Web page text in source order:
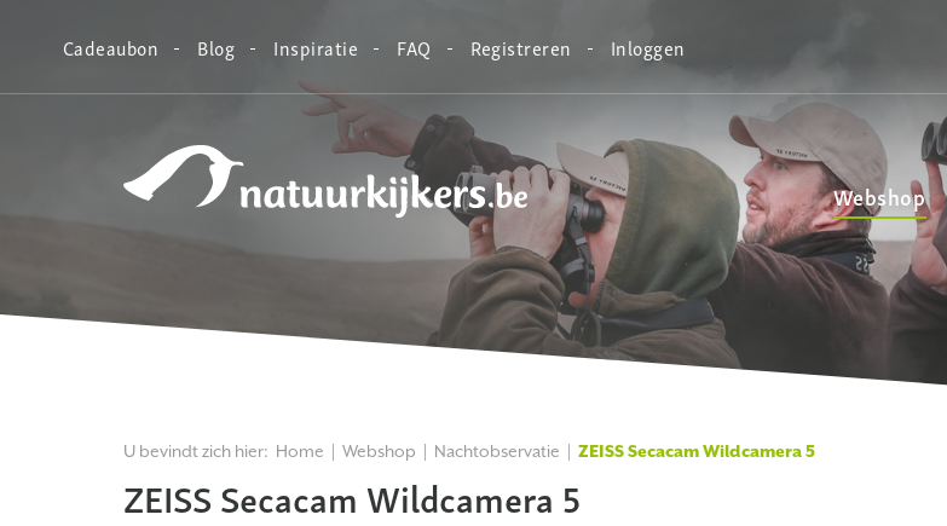
Cadeaubon Blog Inspiratie FAQ Registreren Inloggen
Webshop
U bevindt zich hier: Home Webshop Nachtobservatie ZEISS Secacam Wildcamera 5
ZEISS Secacam Wildcamera 5